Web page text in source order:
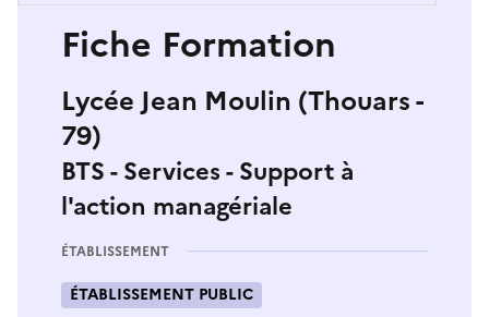
Fiche Formation
Lycée Jean Moulin (Thouars -
79)
BTS - Services - Support à
l'action managériale
ÉTABLISSEMENT
ÉTABLISSEMENT PUBLIC